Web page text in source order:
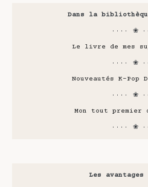
Dans la
···· ❀
Le livre de mes
···· ❀
Nouveautés K-Pop
···· ❀
Mon tout premier
···· ❀
Les avantages